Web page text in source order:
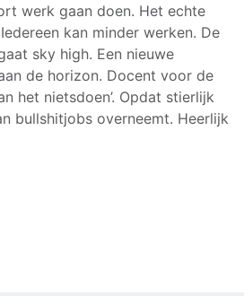
werk gaan doen. Het echte
kan minder werken. De
sky high. Een nieuwe
de horizon. Docent voor de
het nietsdoen’. Opdat stierlijk
bullshitjobs overneemt. Heerlijk